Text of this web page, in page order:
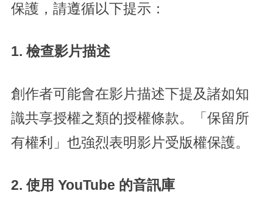
保護，請遵循以下提示：
1. 檢查影片描述
創作者可能會在影片描述下提及諸如知
識共享授權之類的授權條款。「保留所
有權利」也強烈表明影片受版權保護。
2. 使用 YouTube 的音訊庫